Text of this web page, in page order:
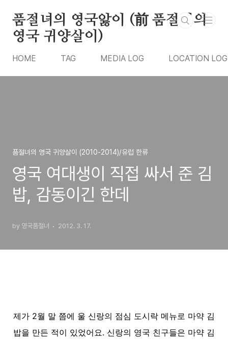
품절녀의 영국앓이 (前 품절녀의
영국 귀양살이)
HOME TAG MEDIA LOG LOCATION LOG
품절녀의 영국 귀양살이 (2010-2014)/유럽 한류
영국 여대생이 직접 싸서 준 김
밥, 감동이긴 한데
by 영국품절녀 2012. 3. 17.
제가 2월 말 쯤에 울 신랑의 점심 도시락 메뉴로 마약 김
밥을 만든 적이 있었어요. 신랑의 영국 친구들은 마약 김